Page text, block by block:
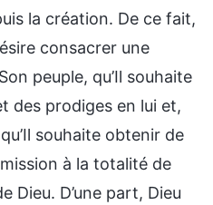
la création. De ce fait,
consacrer une
peuple, qu’Il souhaite
des prodiges en lui et,
souhaite obtenir de
à la totalité de
Dieu. D’une part, Dieu